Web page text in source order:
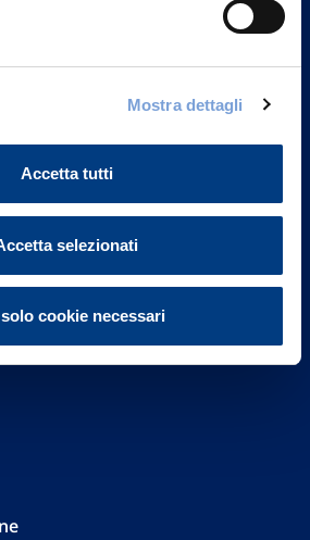
Mostra dettagli
Accetta tutti
selezionati
cookie necessari